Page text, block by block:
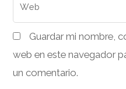
Web
Guardar mi nombre,
web en este navegador
un comentario.